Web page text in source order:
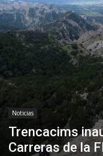
Noticias
Trencacims
Carreras de la